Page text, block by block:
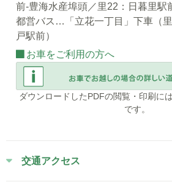
前-豊海水産埠頭／里22：日暮里駅
都営バス…「立花一丁目」下車（
戸駅前）
お車をご利用の方へ
ダウンロードしたPDFの閲覧・印刷には
です。
交通アクセス